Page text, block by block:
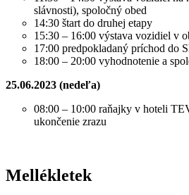
slávnosti), spoločný obed
14:30 štart do druhej etapy
15:30 – 16:00 výstava vozidiel v
17:00 predpokladaný príchod do
18:00 – 20:00 vyhodnotenie a
25.06.2023 (nedeľa)
08:00 – 10:00 raňajky v hoteli
ukončenie zrazu
Mellékletek